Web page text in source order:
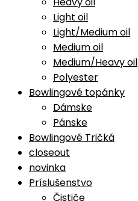
Light oil
Light/Medium oil
Medium oil
Medium/Heavy oil
Polyester
Bowlingové topánky
Dámske
Pánske
Bowlingové Tričká
closeout
novinka
Príslušenstvo
Čističe